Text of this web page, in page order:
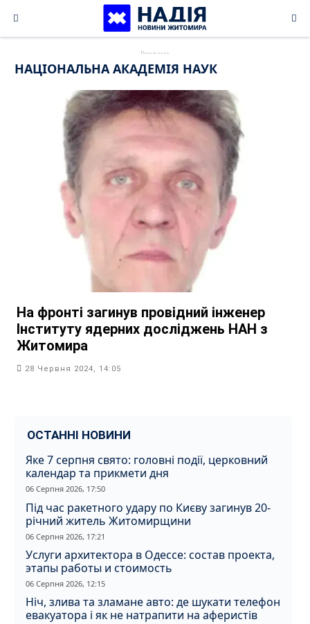
content
НАЦІОНАЛЬНА АКАДЕМІЯ НАУК
На фронті загинув провідний інженер
Інституту ядерних досліджень НАН з
Житомира
28 Червня 2024, 14:05
ОСТАННІ НОВИНИ
Яке 7 серпня свято: головні події, церковний
календар та прикмети дня
06 Серпня 2026, 17:50
Під час ракетного удару по Києву загинув 20-
річний житель Житомирщини
06 Серпня 2026, 17:21
Услуги архитектора в Одессе: состав проекта,
этапы работы и стоимость
06 Серпня 2026, 12:15
Ніч, злива та зламане авто: де шукати телефон
евакуатора і як не натрапити на аферистів